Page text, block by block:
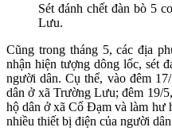
Sét đánh chết đàn bò 5
Lưu.
Cũng trong tháng 5, các địa
nhận hiện tượng dông lốc, sét
người dân. Cụ thể, vào đêm
dân ở xã Trường Lưu; đêm 19/
hộ dân ở xã Cổ Đạm và làm hư
nhiều thiết bị điện của người